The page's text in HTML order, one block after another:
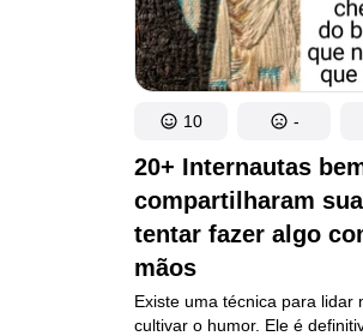
20+ Internautas
compartilharam
tentar fazer algo
mãos
Existe uma técnica para lidar
cultivar o humor. Ele é
10 -